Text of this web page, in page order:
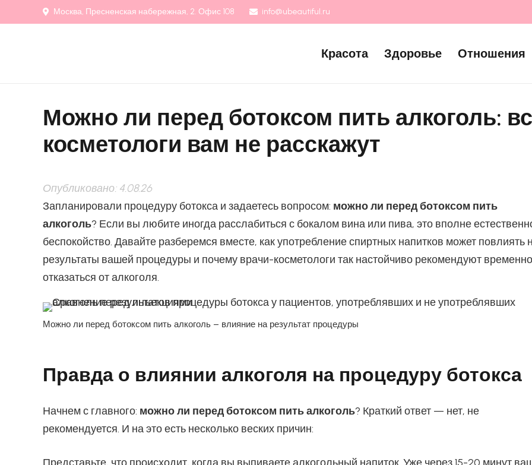
Москва, Пресненская набережная, 2. Офис 108 info@ubeautiful.ru
Красота Здоровье Отношения
Можно ли перед ботоксом пить алкоголь:
косметологи вам не расскажут
Опубликовано: 4.08.26
Запланировали процедуру ботокса и задаетесь вопросом: можно ли перед ботоксом пить
алкоголь? Если вы любите иногда расслабиться с бокалом вина или пива, это вполне
беспокойство. Давайте разберемся вместе, как употребление спиртных напитков может повлиять
результаты вашей процедуры и почему врачи-косметологи так настойчиво рекомендуют временно
отказаться от алкоголя.
Можно ли перед ботоксом пить алкоголь – влияние на результат процедуры
Правда о влиянии алкоголя на процедуру ботокса
Начнем с главного: можно ли перед ботоксом пить алкоголь? Краткий ответ — нет, не
рекомендуется. И на это есть несколько веских причин: